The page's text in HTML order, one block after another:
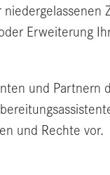
Erweiterung
und
und Rechte vor.